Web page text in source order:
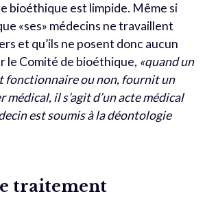
bioéthique est limpide. Même si
«ses» médecins ne travaillent
et qu’ils ne posent donc aucun
le Comité de bioéthique, «quand un
fonctionnaire ou non, fournit un
médical, il s’agit d’un acte médical
est soumis à la déontologie
traitement